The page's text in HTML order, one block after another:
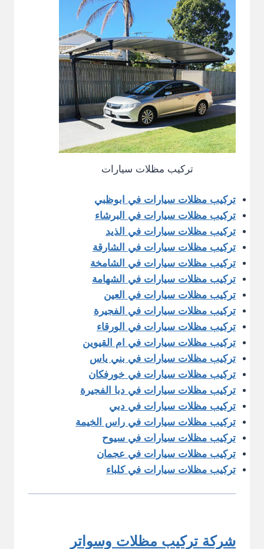
تركيب مظلات سيارات
تركيب مظلات سيارات في ابوظبي
تركيب مظلات سيارات في البرشاء
تركيب مظلات سيارات في الذيد
تركيب مظلات سيارات في الشارقة
تركيب مظلات سيارات في الشامخة
تركيب مظلات سيارات في الشهامة
تركيب مظلات سيارات في العين
تركيب مظلات سيارات في الفجيرة
تركيب مظلات سيارات في الورقاء
تركيب مظلات سيارات في ام القيوين
تركيب مظلات سيارات في بني ياس
تركيب مظلات سيارات في خورفكان
تركيب مظلات سيارات في دبا الفجيرة
تركيب مظلات سيارات في دبي
تركيب مظلات سيارات في راس الخيمة
تركيب مظلات سيارات في سيوح
تركيب مظلات سيارات في عجمان
تركيب مظلات سيارات في كلباء
شركة تركيب مظلات وسواتر